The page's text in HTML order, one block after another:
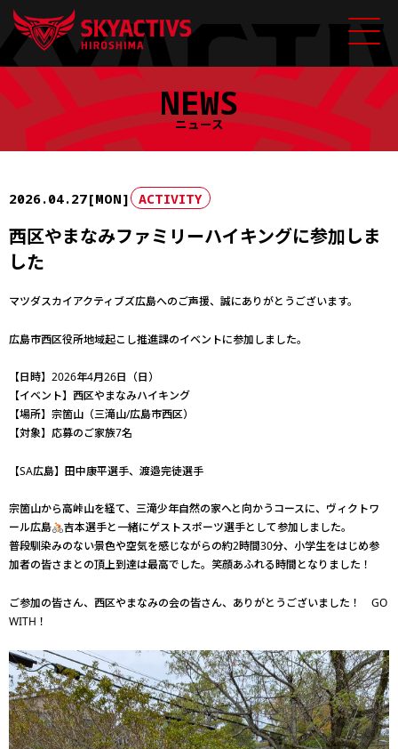
Skip
to
content
NEWS
ニュース
2026.04.27[MON] ACTIVITY
西区やまなみファミリーハイキングに参加しま
した
マツダスカイアクティブズ広島へのご声援、誠にありがとうございます。
広島市西区役所地域起こし推進課のイベントに参加しました。
【日時】2026年4月26日（日）
【イベント】西区やまなみハイキング
【場所】宗箇山（三滝山/広島市西区）
【対象】応募のご家族7名
【SA広島】田中康平選手、渡邉完徒選手
宗箇山から高峠山を経て、三滝少年自然の家へと向かうコースに、ヴィクトワ
ール広島
吉本選手と一緒にゲストスポーツ選手として参加しました。
普段馴染みのない景色や空気を感じながらの約2時間30分、小学生をはじめ参
加者の皆さまとの頂上到達は最高でした。笑顔あふれる時間となりました！
ご参加の皆さん、西区やまなみの会の皆さん、ありがとうございました！ GO
WITH！